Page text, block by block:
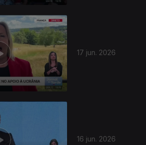
17 jun. 2026
16 jun. 2026